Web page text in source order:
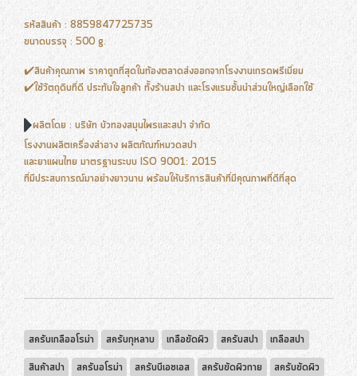
รหัสสินค้า : 8859847725735
ขนาดบรรจุ : 500 g.
✔️สินค้าคุณภาพ ราคาถูกที่สุดในท้องตลาดส่งออกจากโรงงานเกรดพรีเมี่ยม
✔️ใช้วัตถุดิบที่ดี ประทับใจลูกค้า ทั้งร้านสปา และโรงแรมชั้นนำส่วนใหญ่เลือกใช้
ผลิตโดย : บริษัท บัวทองสมุนไพรและสปา จำกัด
โรงงานผลิตเครื่องสำอาง ผลิตภัณฑ์หมวดสปา
และยาแผนไทย มาตรฐานระบบ ISO 9001: 2015
ที่มีประสบการณ์มาอย่างยาวนาน พร้อมให้บริการสินค้าที่มีคุณภาพที่ดีที่สุด
สครับเกลืออโรม่า สครับกุหลาบ เกลือขัดผิว สครับสปา
เกลือสปา
สินค้าสปา
สครับอโรม่า สครับบีเอชเอส สครับขัดผิวกาย
สครับขัดผิว